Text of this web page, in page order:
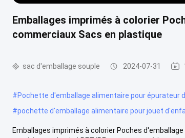
Emballages imprimés à colorier
commerciaux Sacs en plastique
sac d'emballage souple 2024-07-31
#Pochette d'emballage alimentaire pour épurateur
#pochette d'emballage alimentaire pour jouet
Emballages imprimés à colorier Poches